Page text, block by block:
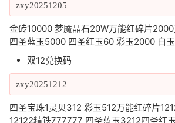
zxy20251205
金砖10000 梦魇晶石20W万能红碎片
四圣蓝玉5000 四圣红玉60 彩玉2000 白
双12兑换码
zxy20251212
四圣宝珠1灵贝312 彩玉512万能红碎片
12122精铁777777 四圣蓝玉3212四圣红